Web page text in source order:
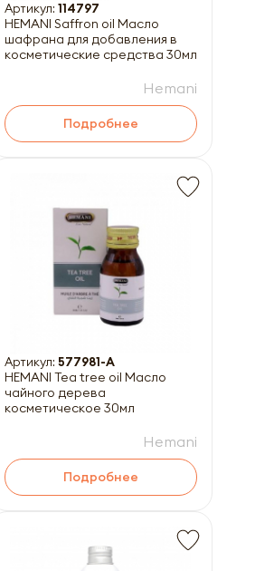
10мл
Артикул: 114797
HEMANI Saffron oil Масло
шафрана для добавления в
косметические средства 30мл
Hemani
Подробнее
Артикул: 577981-A
HEMANI Tea tree oil Масло
чайного дерева
косметическое 30мл
Hemani
Подробнее